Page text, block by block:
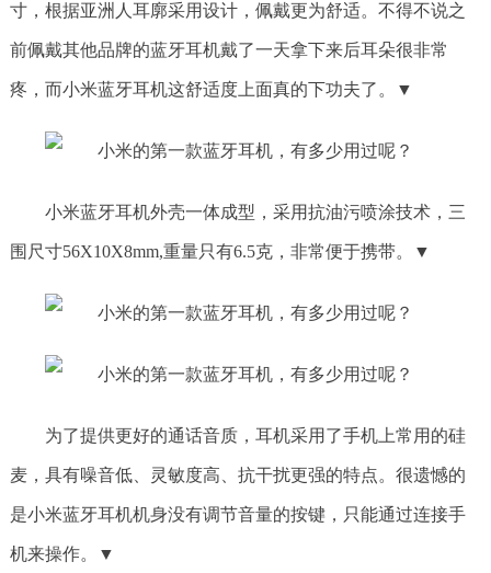
寸，根据亚洲人耳廓采用设计，佩戴更为舒适。不得不说之
前佩戴其他品牌的蓝牙耳机戴了一天拿下来后耳朵很非常
疼，而小米蓝牙耳机这舒适度上面真的下功夫了。▼
小米蓝牙耳机外壳一体成型，采用抗油污喷涂技术，三
围尺寸56X10X8mm,重量只有6.5克，非常便于携带。▼
为了提供更好的通话音质，耳机采用了手机上常用的硅
麦，具有噪音低、灵敏度高、抗干扰更强的特点。很遗憾的
是小米蓝牙耳机机身没有调节音量的按键，只能通过连接手
机来操作。▼